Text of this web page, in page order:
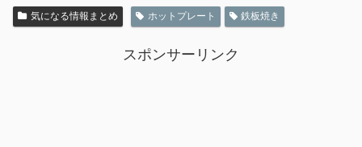
気になる情報まとめ ホットプレート 鉄板焼き
スポンサーリンク